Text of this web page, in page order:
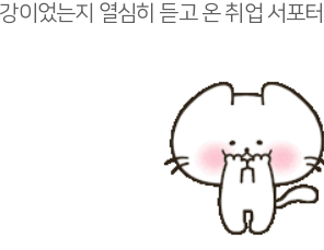
이었는지 열심히 듣고 온 취업 서포